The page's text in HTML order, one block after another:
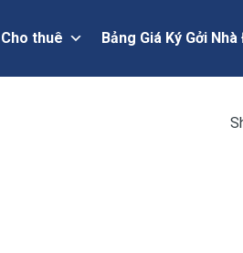
Cho thuê Bảng Giá Ký Gởi